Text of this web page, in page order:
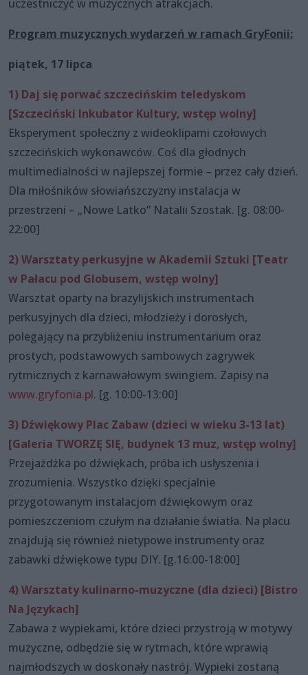
uczestniczyć w muzycznych atrakcjach.
Program muzycznych wydarzeń w ramach GryFonii:
piątek, 17 lipca
1) Daj się porwać szczecińskim teledyskom
[Szczeciński Inkubator Kultury, wstęp wolny]
Eksperyment społeczny z wideoklipami czołowych
szczecińskich wykonawców. Coś dla głodnych
multimedialności w najlepszej formie – przez cały dzień.
Dla miłośników słowiańszczyzny instalacja w
przestrzeni – „Nowe Latko” Natalii Szostak. [g. 08:00-
22:00]
2) Warsztaty perkusyjne w Akademii Sztuki [Teatr
w Pałacu pod Globusem, wstęp wolny]
Warsztat oparty na brazylijskich instrumentach
perkusyjnych dla dzieci, młodzieży i dorosłych,
polegający na przybliżeniu instrumentarium oraz
prostych, podstawowych sambowych zagrywek
rytmicznych z karnawałowym swingiem. Zapisy na
www.gryfonia.pl. [g. 10:00-13:00]
3) Dźwiękowy Plac Zabaw (dzieci w wieku 3-13 lat)
[Galeria TWORZĘ SIĘ, budynek 13 muz, wstęp wolny]
Przejażdżka po dźwiękach, próba ich usłyszenia i
zrozumienia. Wszystko dzięki specjalnie
przygotowanym instalacjom dźwiękowym oraz
pomieszczeniom czułym na działanie światła. Na placu
znajdują się również nietypowe instrumenty oraz
zabawki dźwiękowe typu DIY. [g.16:00-18:00]
4) Warsztaty kulinarno-muzyczne (dla dzieci) [Bistro
Na Językach]
Zabawa z wypiekami, które dzieci przystroją w motywy
muzyczne, odbędzie się w rytmach, które wprawią
najmłodszych w doskonały nastrój. Wypieki zostaną